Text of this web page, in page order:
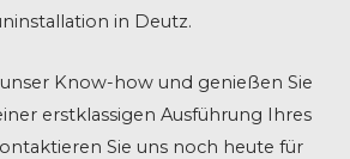
in Deutz.
unser Know-how und genießen Sie
erstklassigen Ausführung Ihres
Sie uns noch heute für